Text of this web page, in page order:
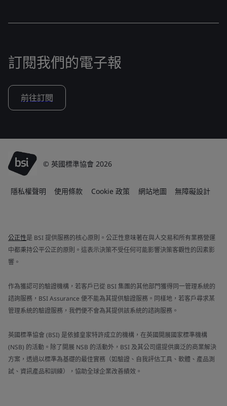
訂閱我們的電子報
前往訂閱
© 英國標準協會 2026
隱私權聲明 使用條款 Cookie 政策 網站地圖 無障礙設計
公正性是 BSI 提供服務的核心原則。公正性意味著在與人交易和所有業務營運
中都秉持公平公正的原則。這表示決策不受任何可能影響決策客觀性的因素影
響。
作為獲認可的驗證機構，若客戶已從 BSI 集團的其他部門獲得同一管理系統的
諮詢服務，BSI Assurance 便不能為其提供驗證服務。同樣地，若客戶尋求某
管理系統的驗證服務，我們便不會為其提供該系統的諮詢服務。
英國標準協會 (BSI) 是依據皇家特許成立的機構，在英國開展國家標準機構
(NSB) 的活動。除了開展 NSB 的活動外，BSI 及其公司還提供廣泛的商業解決
方案，透過以標準為基礎的最佳實務（如驗證、自我評估工具、軟體、產品測
試、資訊產品和訓練），協助全球企業改善績效。